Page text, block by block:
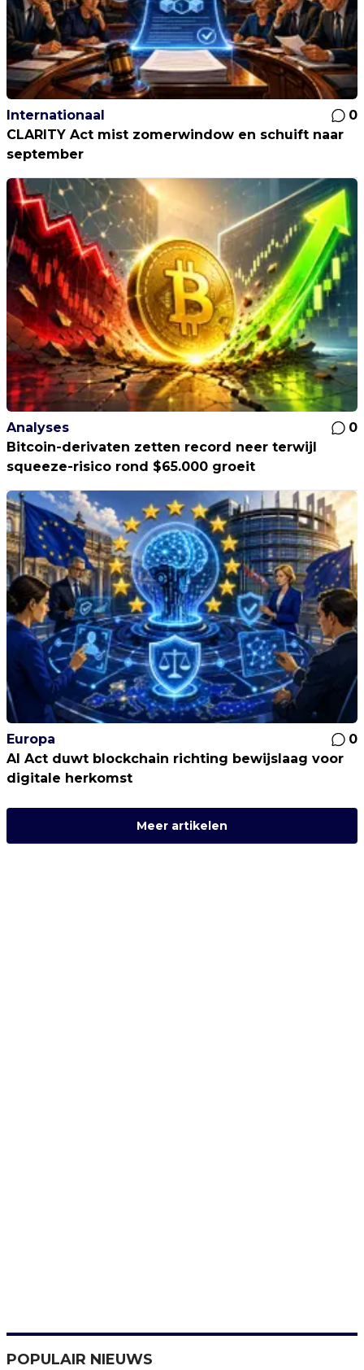
Internationaal
0
CLARITY Act mist zomerwindow en schuift naar
september
Analyses
0
Bitcoin-derivaten zetten record neer terwijl
squeeze-risico rond $65.000 groeit
Europa
0
AI Act duwt blockchain richting bewijslaag voor
digitale herkomst
Meer artikelen
POPULAIR NIEUWS